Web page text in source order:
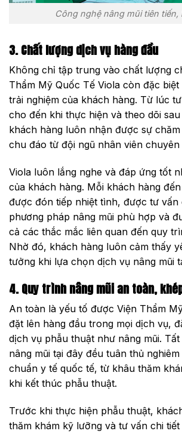
Công nghệ nâng mũi tiên tiến,
3. Chất lượng dịch vụ hàng đầu
Không chỉ tập trung vào chất lượng
Thẩm Mỹ Quốc Tế Viola còn đặc
trải nghiệm của khách hàng. Từ lúc
cho đến khi thực hiện và theo dõi
khách hàng luôn nhận được sự
chu đáo từ đội ngũ nhân viên chuyên
Viola luôn lắng nghe và đáp ứng tốt
của khách hàng. Mỗi khách hàng
được đón tiếp nhiệt tình, được tư vấn
phương pháp nâng mũi phù hợp và
cả các thắc mắc liên quan đến quy
Nhờ đó, khách hàng luôn cảm thấy
tưởng khi lựa chọn dịch vụ nâng mũi
4. Quy trình nâng mũi an toàn,
An toàn là yếu tố được Viện Thẩm
đặt lên hàng đầu trong mọi dịch vụ,
dịch vụ phẫu thuật như nâng mũi.
nâng mũi tại đây đều tuân thủ
chuẩn y tế quốc tế, từ khâu thăm
khi kết thúc phẫu thuật.
Trước khi thực hiện phẫu thuật,
thăm khám kỹ lưỡng và tư vấn chi